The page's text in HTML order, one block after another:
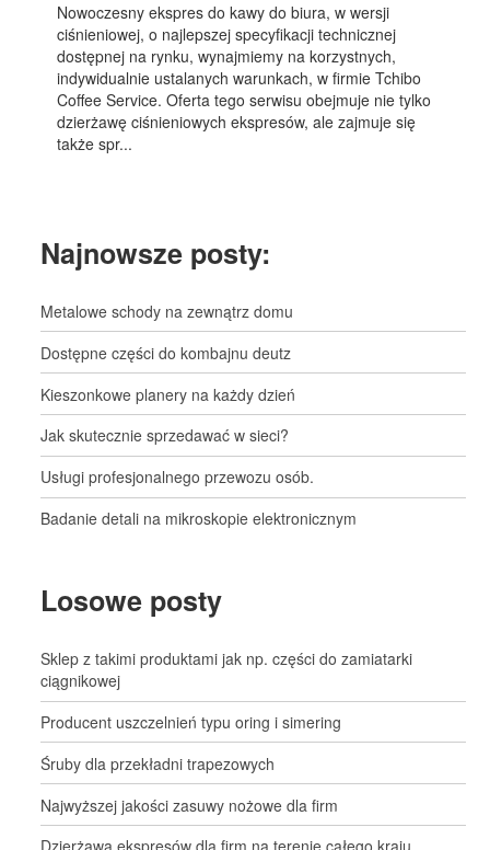
Nowoczesny ekspres do kawy do biura, w wersji
ciśnieniowej, o najlepszej specyfikacji technicznej
dostępnej na rynku, wynajmiemy na korzystnych,
indywidualnie ustalanych warunkach, w firmie Tchibo
Coffee Service. Oferta tego serwisu obejmuje nie tylko
dzierżawę ciśnieniowych ekspresów, ale zajmuje się
także spr...
Najnowsze posty:
Metalowe schody na zewnątrz domu
Dostępne części do kombajnu deutz
Kieszonkowe planery na każdy dzień
Jak skutecznie sprzedawać w sieci?
Usługi profesjonalnego przewozu osób.
Badanie detali na mikroskopie elektronicznym
Losowe posty
Sklep z takimi produktami jak np. części do zamiatarki
ciągnikowej
Producent uszczelnień typu oring i simering
Śruby dla przekładni trapezowych
Najwyższej jakości zasuwy nożowe dla firm